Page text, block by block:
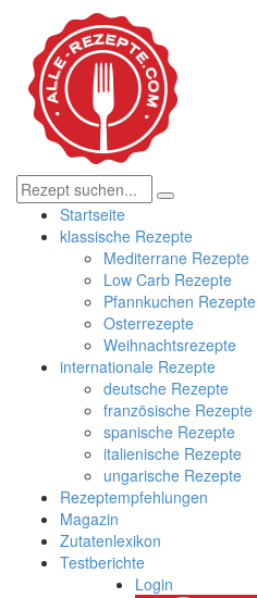
Startseite
klassische Rezepte
Mediterrane Rezepte
Low Carb Rezepte
Pfannkuchen Rezepte
Osterrezepte
Weihnachtsrezepte
internationale Rezepte
deutsche Rezepte
französische Rezepte
spanische Rezepte
italienische Rezepte
ungarische Rezepte
Rezeptempfehlungen
Magazin
Zutatenlexikon
Testberichte
Login